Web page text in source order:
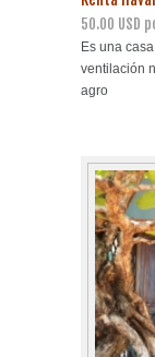
50.00 USD
Es una
ventilación
agro